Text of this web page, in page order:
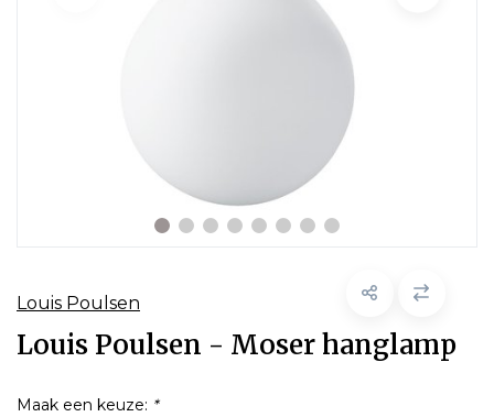
Louis Poulsen
Louis Poulsen - Moser hanglamp
Maak een keuze: *